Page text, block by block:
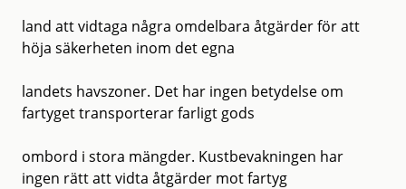
land att vidtaga några omdelbara åtgärder för att
höja säkerheten inom det egna
landets havszoner. Det har ingen betydelse om
fartyget transporterar farligt gods
ombord i stora mängder. Kustbevakningen har
ingen rätt att vidta åtgärder mot fartyg